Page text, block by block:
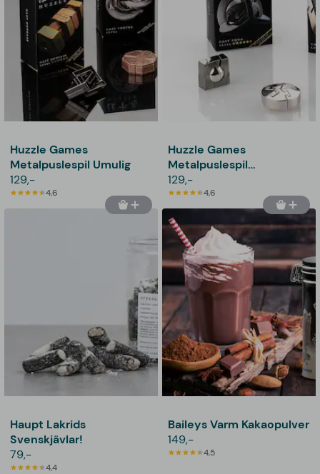
Huzzle Games
Metalpuslespil Umulig
129,-
4,6
Huzzle Games
Metalpuslespil
Supersvær
129,-
4,6
Haupt Lakrids
Svenskjävlar!
79,-
4,4
Baileys Varm Kakaopulver
149,-
4,5